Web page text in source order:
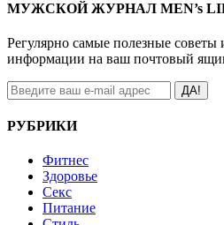
МУЖСКОЙ ЖУРНАЛ MEN’s
Регулярно самые полезные советы
информации на ваш почтовый
ДА!
РУБРИКИ
Фитнес
Здоровье
Секс
Питание